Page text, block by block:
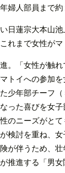
婦人部員まで
日蓮宗大本山
れまで女性がマ
。「女性が触
トイへの参加
少年部チーフ
った喜びを女
のニーズがと
検討を重ね、
が伴うため、
推進する「男